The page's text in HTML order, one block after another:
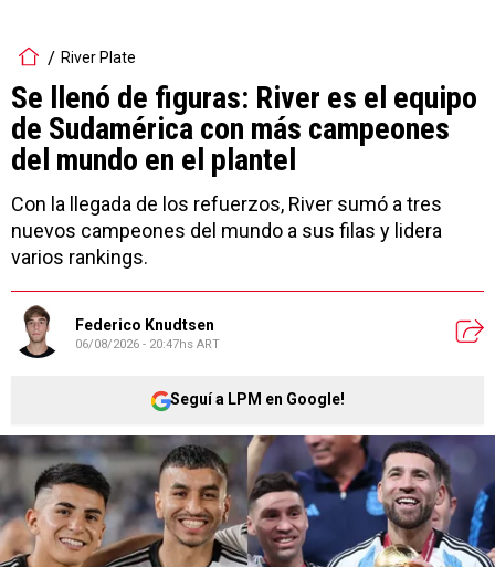
River Plate
Se llenó de figuras: River es el equipo
de Sudamérica con más campeones
del mundo en el plantel
Con la llegada de los refuerzos, River sumó a tres
nuevos campeones del mundo a sus filas y lidera
varios rankings.
Federico Knudtsen
06/08/2026 - 20:47hs ART
Seguí a LPM en Google!